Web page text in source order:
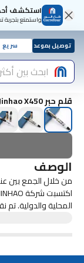
استكشف
واستمتع
توصيل بموعد سريع
ابحث بين
قلم حبر Jinhao X450 بسن M (رخام رمادي)
الوصف
من خلال الجمع بين